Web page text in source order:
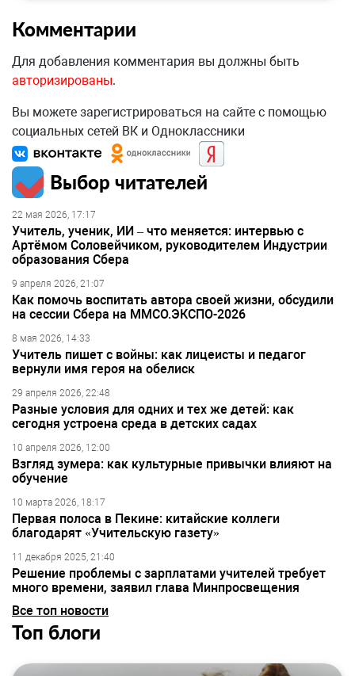
Комментарии
Для добавления комментария вы должны быть
авторизированы.
Вы можете зарегистрироваться на сайте с помощью
социальных сетей ВК и Одноклассники
Выбор читателей
22 мая 2026, 17:17
Учитель, ученик, ИИ – что меняется: интервью с
Артёмом Соловейчиком, руководителем Индустрии
образования Сбера
9 апреля 2026, 21:07
Как помочь воспитать автора своей жизни, обсудили
на сессии Сбера на ММСО.ЭКСПО-2026
8 мая 2026, 14:33
Учитель пишет с войны: как лицеисты и педагог
вернули имя героя на обелиск
29 апреля 2026, 22:48
Разные условия для одних и тех же детей: как
сегодня устроена среда в детских садах
10 апреля 2026, 12:00
Взгляд зумера: как культурные привычки влияют на
обучение
10 марта 2026, 18:17
Первая полоса в Пекине: китайские коллеги
благодарят «Учительскую газету»
11 декабря 2025, 21:40
Решение проблемы с зарплатами учителей требует
много времени, заявил глава Минпросвещения
Все топ новости
Топ блоги